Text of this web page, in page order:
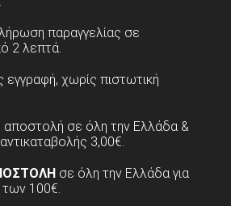
παραγγελίας σε
2 λεπτά.
εγγραφή, χωρίς πιστωτική
σε όλη την Ελλάδα &
3,00€.
σε όλη την Ελλάδα για
100€.